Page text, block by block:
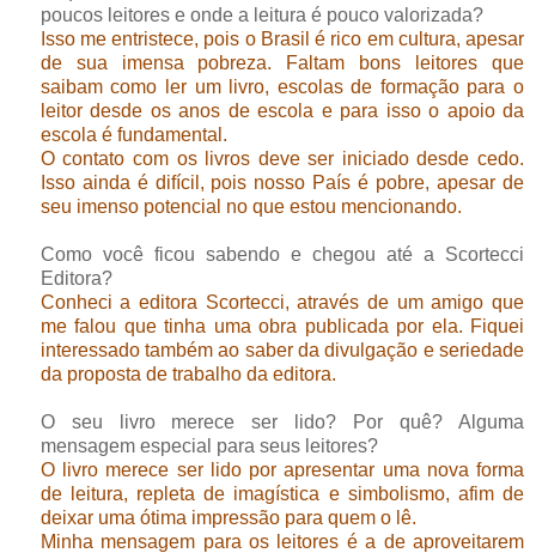
poucos leitores e onde a leitura é pouco valorizada?
Isso me entristece, pois o Brasil é rico em cultura, apesar
de sua imensa pobreza. Faltam bons leitores que
saibam como ler um livro, escolas de formação para o
leitor desde os anos de escola e para isso o apoio da
escola é fundamental.
O contato com os livros deve ser iniciado desde cedo.
Isso ainda é difícil, pois nosso País é pobre, apesar de
seu imenso potencial no que estou mencionando.
Como você ficou sabendo e chegou até a Scortecci
Editora?
Conheci a editora Scortecci, através de um amigo que
me falou que tinha uma obra publicada por ela. Fiquei
interessado também ao saber da divulgação e seriedade
da proposta de trabalho da editora.
O seu livro merece ser lido? Por quê? Alguma
mensagem especial para seus leitores?
O livro merece ser lido por apresentar uma nova forma
de leitura, repleta de imagística e simbolismo, afim de
deixar uma ótima impressão para quem o lê.
Minha mensagem para os leitores é a de aproveitarem